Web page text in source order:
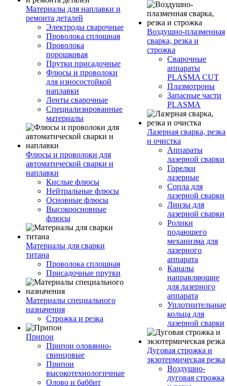
Материалы для наплавки и
ремонта деталей
Электроды сварочные
Проволока сплошная
Проволока
порошковая
Прутки присадочные
Флюсы и проволоки
для износостойкой
наплавки
Ленты сварочные
Специализированные
материалы
Флюсы и проволоки для
автоматической сварки и
наплавки
Кислые флюсы
Нейтральные флюсы
Основные флюсы
Высокоосновные
флюсы
Материалы для сварки
титана
Проволока сплошная
Присадочные прутки
Материалы специального
назначения
Строжка и резка
Припои
Припои оловянно-
свинцовые
Припои
высокотехнологичные
Олово и баббит
Воздушно-плазменная
сварка, резка и
строжка
Сварочные
аппараты
PLASMA CUT
Плазмотроны
Запасные части
PLASMA
Лазерная сварка, резка
и очистка
Аппараты
лазерной сварки
Горелки
лазерные
Сопла для
лазерной сварки
Линзы для
лазерной сварки
Ролики
подающего
механизма для
лазерного
аппарата
Каналы
направляющие
для лазерного
аппарата
Уплотнительные
кольца для
лазерной сварки
Дуговая строжка и
экзотермическая резка
Воздушно-
дуговая строжка